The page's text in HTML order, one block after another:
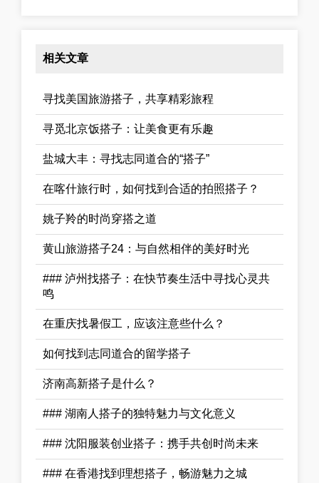
相关文章
寻找美国旅游搭子，共享精彩旅程
寻觅北京饭搭子：让美食更有乐趣
盐城大丰：寻找志同道合的“搭子”
在喀什旅行时，如何找到合适的拍照搭子？
姚子羚的时尚穿搭之道
黄山旅游搭子24：与自然相伴的美好时光
### 泸州找搭子：在快节奏生活中寻找心灵共
鸣
在重庆找暑假工，应该注意些什么？
如何找到志同道合的留学搭子
济南高新搭子是什么？
### 湖南人搭子的独特魅力与文化意义
### 沈阳服装创业搭子：携手共创时尚未来
### 在香港找到理想搭子，畅游魅力之城